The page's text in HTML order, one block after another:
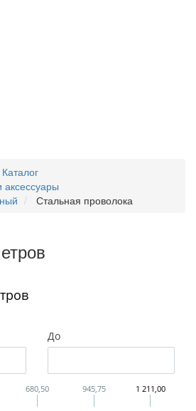
Каталог
Стальная проволока
До
680,50 945,75 1 211,00